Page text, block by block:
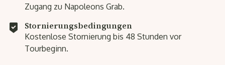
Zugang zu Napoleons Grab.
Stornierungsbedingungen
Kostenlose Stornierung bis 48 Stunden vor
Tourbeginn.